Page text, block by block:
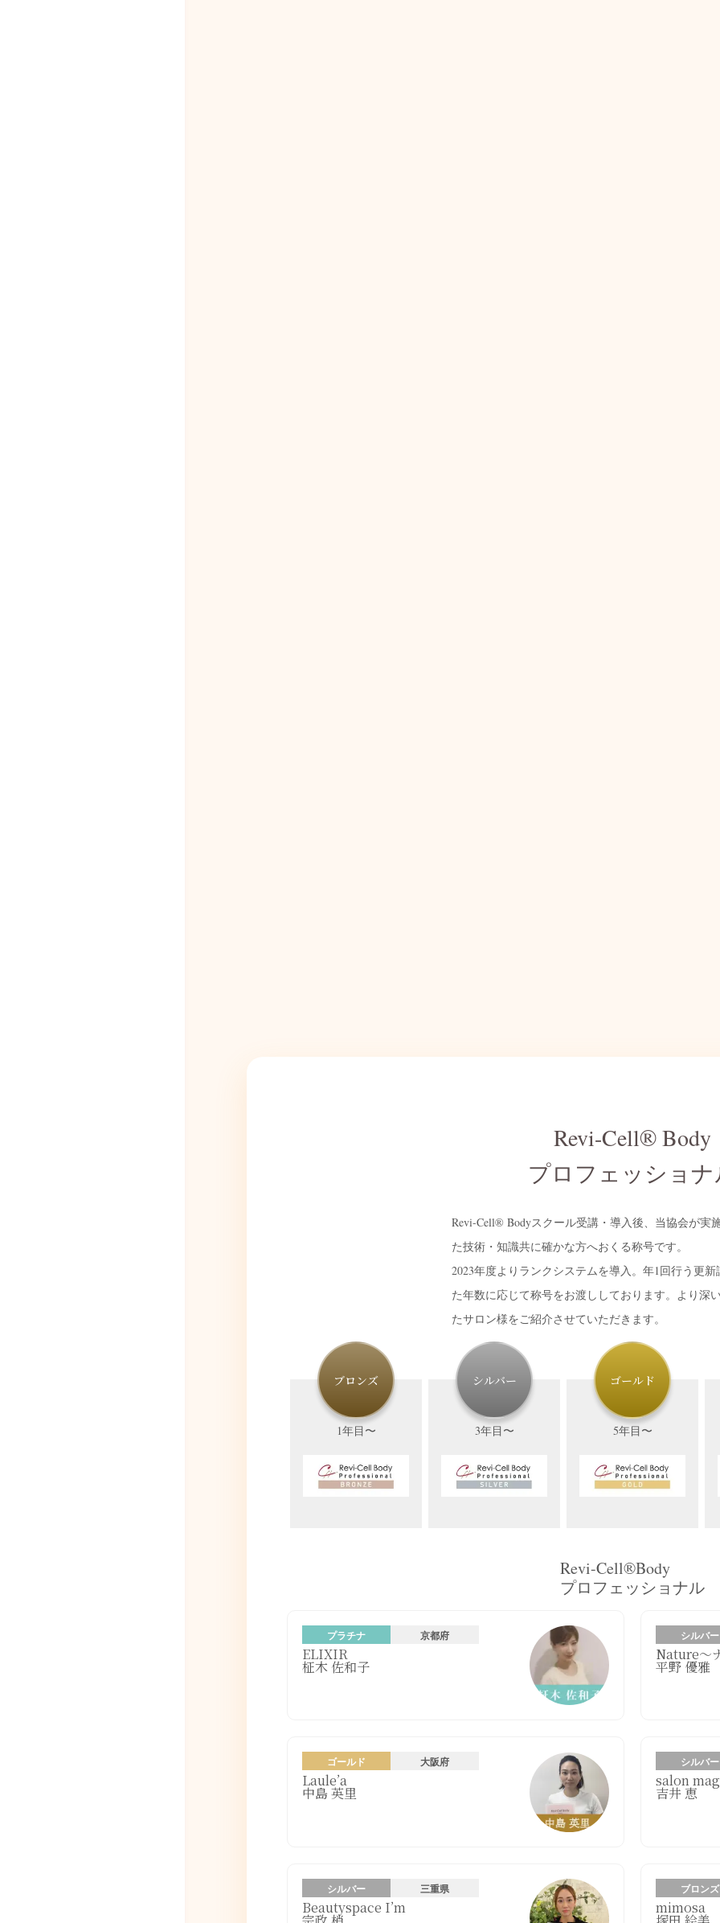
Revi-Cell® Body
プロフェッショ
Revi-Cell® Bodyスクール受講・導入後、当協会が実
た技術・知識共に確かな方へおくる称号です。
2023年度よりランクシステムを導入。年1回行う更
た年数に応じて称号をお渡ししております。より深
たサロン様をご紹介させていただきます。
ブロンズ
1年目〜
シルバー
3年目〜
ゴールド
5年目〜
Revi-Cell®Body
プロフェッショナル
プラチナ 京都府
ELIXIR
柾木 佐和子
シルバー
Nature〜
平野 優雅
ゴールド 大阪府
Laule’a
中島 英里
シルバー
salon
吉井 恵
シルバー 三重県
Beautyspace I’m
ブロンズ
mimosa